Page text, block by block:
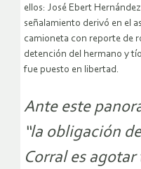
ellos: José Ebert
señalamiento derivó en el
camioneta con reporte de
detención del hermano y
fue puesto en libertad.
Ante este
“la obligación
Corral es